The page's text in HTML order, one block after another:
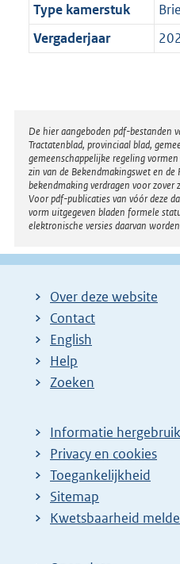
Type kamerstuk
Vergaderjaar
Disclaimer
De hier aangeboden pdf-bestanden
Tractatenblad, provinciaal blad,
gemeenschappelijke regeling
zin van de Bekendmakingswet en
bekendmaking verdragen voor
Voor pdf-publicaties van vóór deze
vorm uitgegeven bladen formele
elektronische versies daarvan
Over deze website
Contact
English
Help
Zoeken
Informatie
Privacy en cookies
Toegankelijkheid
Sitemap
E
t
Kwetsbaarheid